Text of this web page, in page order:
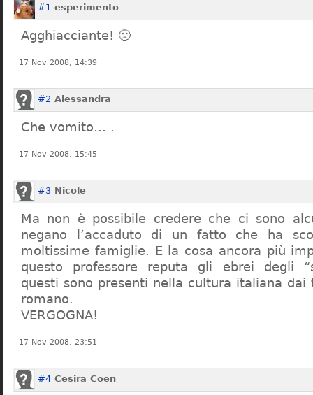
#1 esperimento
Agghiacciante! 🙁
17 Nov 2008, 14:39
#2 Alessandra
Che vomito… .
17 Nov 2008, 15:45
#3 Nicole
Ma non è possibile credere che ci sono
negano l’accaduto di un fatto che ha
moltissime famiglie. E la cosa ancora più
questo professore reputa gli ebrei degli
questi sono presenti nella cultura italiana dai
romano.
VERGOGNA!
17 Nov 2008, 23:51
#4 Cesira Coen